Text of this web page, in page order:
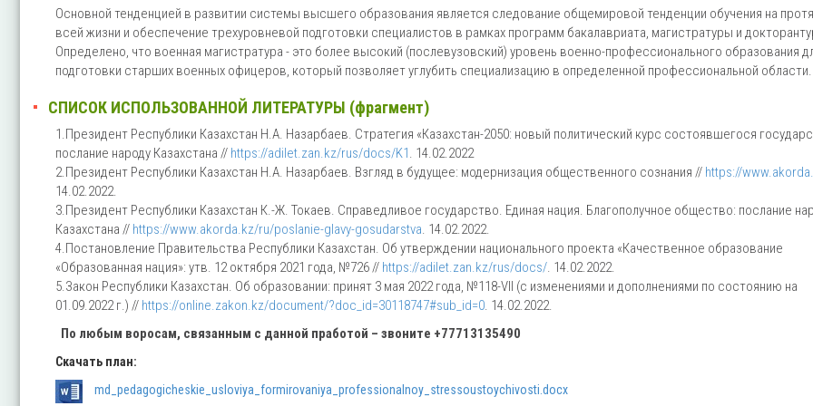
Основной тенденцией в развитии системы высшего образования является следование общемировой тенденции обучения на
всей жизни и обеспечение трехуровневой подготовки специалистов в рамках программ бакалавриата, магистратуры и
Определено, что военная магистратура - это более высокий (послевузовский) уровень военно-профессионального образования
подготовки старших военных офицеров, который позволяет углубить специализацию в определенной профессиональной области.
СПИСОК ИСПОЛЬЗОВАННОЙ ЛИТЕРАТУРЫ (фрагмент)
1.Президент Республики Казахстан Н.А. Назарбаев. Стратегия «Казахстан-2050: новый политический курс состоявшегося
послание народу Казахстана // https://adilet.zan.kz/rus/docs/K1. 14.02.2022
2.Президент Республики Казахстан Н.А. Назарбаев. Взгляд в будущее: модернизация общественного сознания // https://
14.02.2022.
3.Президент Республики Казахстан К.-Ж. Токаев. Справедливое государство. Единая нация. Благополучное общество: послание
Казахстана // https://www.akorda.kz/ru/poslanie-glavy-gosudarstva. 14.02.2022.
4.Постановление Правительства Республики Казахстан. Об утверждении национального проекта «Качественное образование
«Образованная нация»: утв. 12 октября 2021 года, №726 // https://adilet.zan.kz/rus/docs/. 14.02.2022.
5.Закон Республики Казахстан. Об образовании: принят 3 мая 2022 года, №118-VII (с изменениями и дополнениями по состоянию на
01.09.2022 г.) // https://online.zakon.kz/document/?doc_id=30118747#sub_id=0. 14.02.2022.
По любым воросам, связанным с данной пработой – звоните +77713135490
Скачать план:
md_pedagogicheskie_usloviya_formirovaniya_professionalnoy_stressoustoychivosti.docx